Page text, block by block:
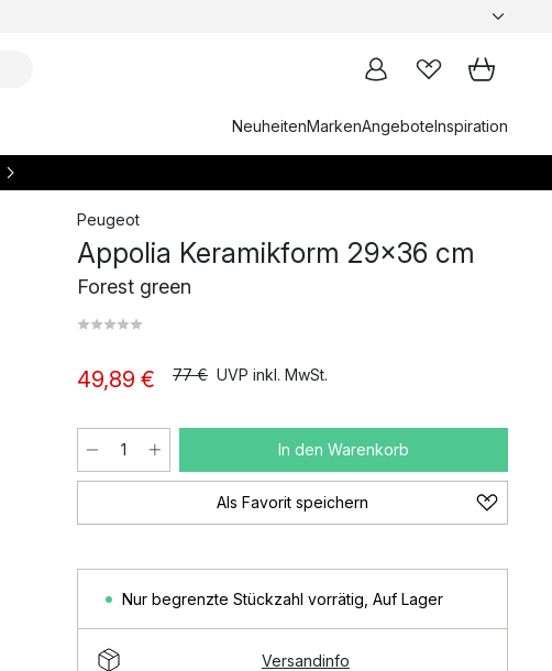
NeuheitenMarkenAngeboteInspiration
Peugeot
Appolia Keramikform 29x36 cm
Forest green
49,89 € 77 € UVP inkl. MwSt.
In den Warenkorb
Als Favorit speichern
Nur begrenzte Stückzahl vorrätig Auf Lager
Versandinfo